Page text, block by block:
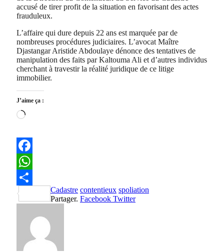
accusé de tirer profit de la situation en favorisant des actes
frauduleux.
L’affaire qui dure depuis 22 ans est marquée par de
nombreuses procédures judiciaires. L’avocat Maître
Djastangar Aristide Abdoulaye dénonce des tentatives de
manipulation des faits par Kaltouma Ali et d’autres individus
cherchant à travestir la réalité juridique de ce litige
immobilier.
J’aime ça :
Chargement…
Facebook
WhatsApp
Partager
Cadastre contentieux spoliation
Partager. Facebook Twitter